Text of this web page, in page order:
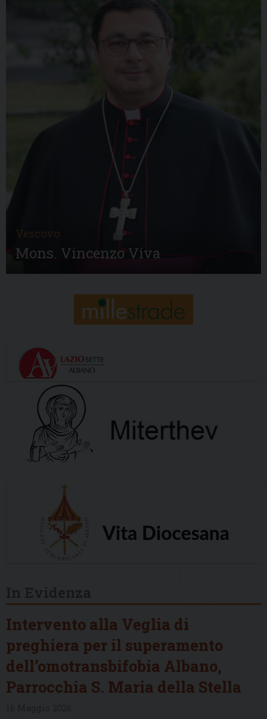
Vescovo
Mons. Vincenzo Viva
Intervento alla Veglia di
preghiera per il superamento
dell’omotransbifobia Albano,
Parrocchia S. Maria della Stella